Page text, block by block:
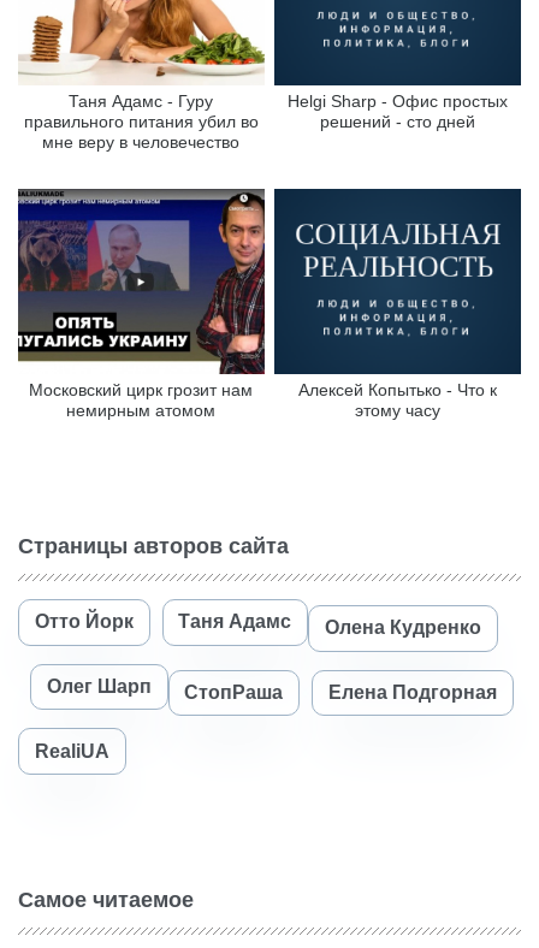
Таня Адамс - Гуру
правильного питания убил во
мне веру в человечество
Helgi Sharp - Офис простых
решений - сто дней
Московский цирк грозит нам
немирным атомом
Алексей Копытько - Что к
этому часу
Страницы авторов сайта
Отто Йорк Таня Адамс Олена Кудренко
Олег Шарп СтопРаша Елена Подгорная
RealiUA
Самое читаемое